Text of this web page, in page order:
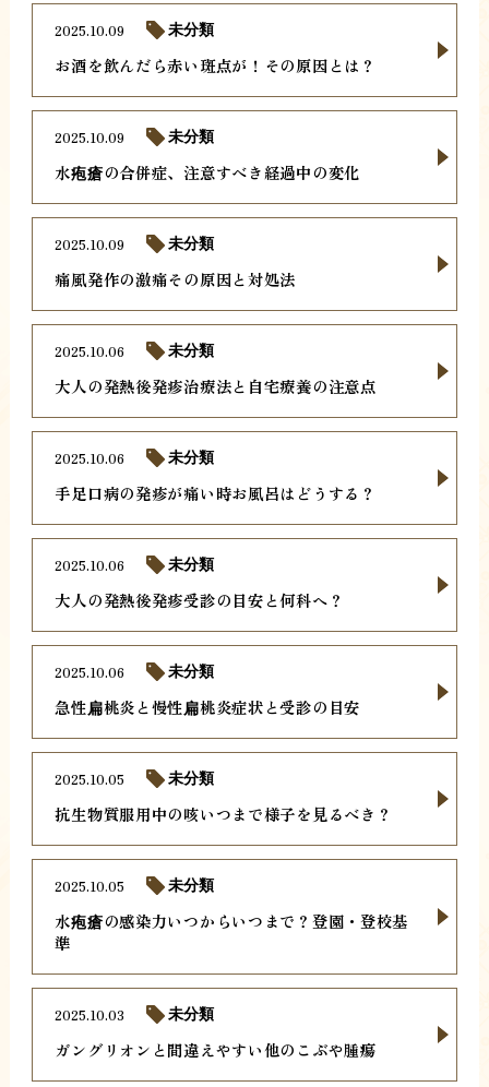
お酒を飲んだら赤い斑点が！その原因とは？
2025.10.09 未分類
水疱瘡の合併症、注意すべき経過中の変化
2025.10.09 未分類
痛風発作の激痛その原因と対処法
2025.10.09 未分類
大人の発熱後発疹治療法と自宅療養の注意点
2025.10.06 未分類
手足口病の発疹が痛い時お風呂はどうする？
2025.10.06 未分類
大人の発熱後発疹受診の目安と何科へ？
2025.10.06 未分類
急性扁桃炎と慢性扁桃炎症状と受診の目安
2025.10.06 未分類
抗生物質服用中の咳いつまで様子を見るべき？
2025.10.05 未分類
水疱瘡の感染力いつからいつまで？登園・登校基
準
2025.10.05 未分類
ガングリオンと間違えやすい他のこぶや腫瘍
2025.10.03 未分類